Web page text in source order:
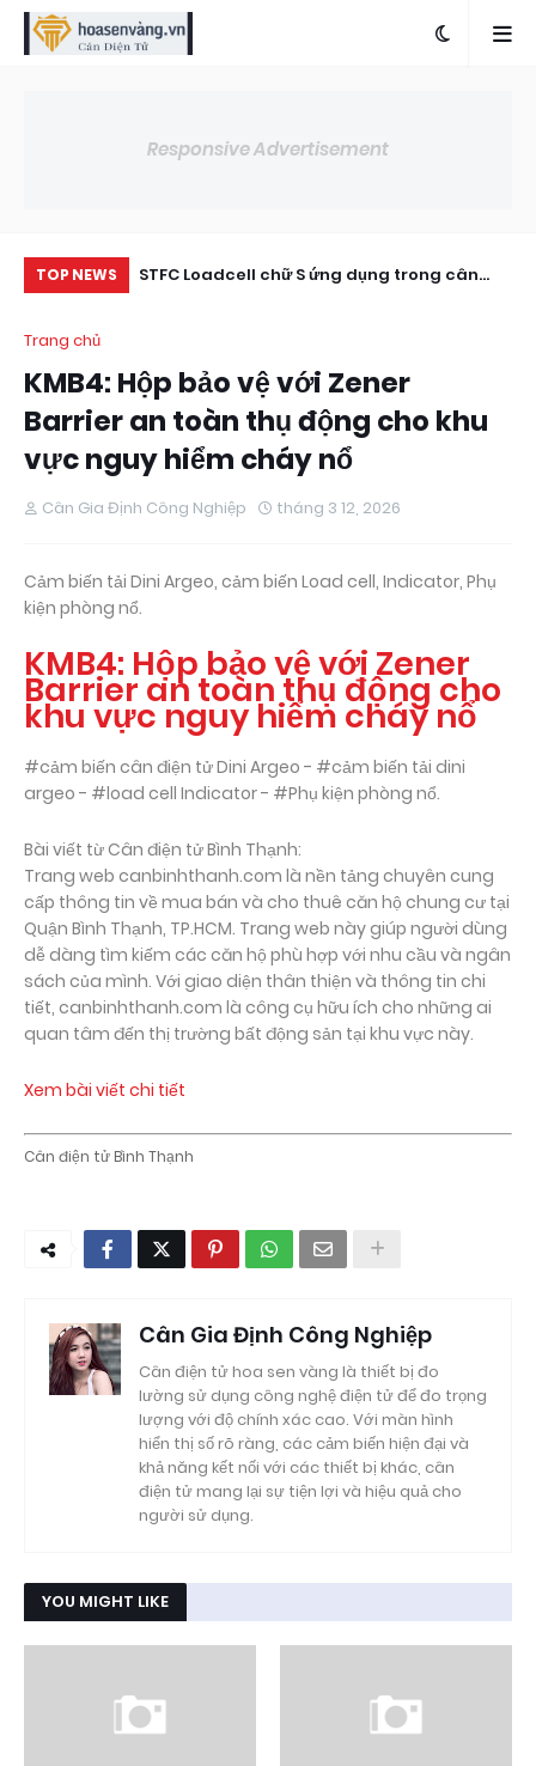
Responsive Advertisement
TOP NEWS
STFC Loadcell chữ S ứng dụng trong cân
Trang chủ
KMB4: Hộp bảo vệ với Zener
Barrier an toàn thụ động cho khu
vực nguy hiểm cháy nổ
Cân Gia Định Công Nghiệp tháng 3 12, 2026
Cảm biến tải Dini Argeo, cảm biến Load cell, Indicator, Phụ
kiện phòng nổ.
KMB4: Hộp bảo vệ với Zener
Barrier an toàn thụ động cho
khu vực nguy hiểm cháy nổ
#cảm biến cân điện tử Dini Argeo - #cảm biến tải dini
argeo - #load cell Indicator - #Phụ kiện phòng nổ.
Bài viết từ Cân điện tử Bình Thạnh:
Trang web canbinhthanh.com là nền tảng chuyên cung
cấp thông tin về mua bán và cho thuê căn hộ chung cư tại
Quận Bình Thạnh, TP.HCM. Trang web này giúp người dùng
dễ dàng tìm kiếm các căn hộ phù hợp với nhu cầu và ngân
sách của mình. Với giao diện thân thiện và thông tin chi
tiết, canbinhthanh.com là công cụ hữu ích cho những ai
quan tâm đến thị trường bất động sản tại khu vực này.
Xem bài viết chi tiết
Cân điện tử Bình Thạnh
Cân Gia Định Công Nghiệp
Cân điện tử hoa sen vàng là thiết bị đo
lường sử dụng công nghệ điện tử để đo trọng
lượng với độ chính xác cao. Với màn hình
hiển thị số rõ ràng, các cảm biến hiện đại và
khả năng kết nối với các thiết bị khác, cân
điện tử mang lại sự tiện lợi và hiệu quả cho
người sử dụng.
YOU MIGHT LIKE